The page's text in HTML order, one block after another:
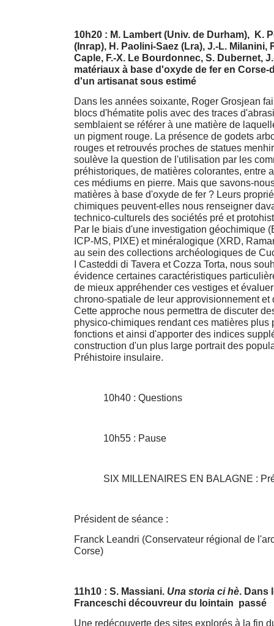
10h20 : M. Lambert (Univ. de Durham), K.
(Inrap), H. Paolini-Saez (Lra), J.-L. Milanini,
Caple, F.-X. Le Bourdonnec, S. Dubernet,
matériaux à base d'oxyde de fer en Corse-
d'un artisanat sous estimé
Dans les années soixante, Roger Grosjean
blocs d'hématite polis avec des traces
semblaient se référer à une matière de
un pigment rouge. La présence de godets
rouges et retrouvés proches de statues
soulève la question de l'utilisation par les
préhistoriques, de matières colorantes, entre
ces médiums en pierre. Mais que savons-
matières à base d'oxyde de fer ? Leurs
chimiques peuvent-elles nous renseigner
technico-culturels des sociétés pré et
Par le biais d'une investigation géochimique
ICP-MS, PIXE) et minéralogique (XRD,
au sein des collections archéologiques de
I Casteddi di Tavera et Cozza Torta, nous
évidence certaines caractéristiques
de mieux appréhender ces vestiges et
chrono-spatiale de leur approvisionnement et
Cette approche nous permettra de discuter
physico-chimiques rendant ces matières plus
fonctions et ainsi d'apporter des indices
construction d'un plus large portrait des
Préhistoire insulaire.
10h40 : Questions
10h55 : Pause
SIX MILLENAIRES EN BALAGNE :
Président de séance :
Franck Leandri (Conservateur régional de
Corse)
11h10 : S. Massiani. Una storia ci hè. Dans
Franceschi découvreur du lointain passé
Une redécouverte des sites explorés à la fin